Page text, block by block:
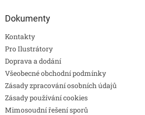
Dokumenty
Kontakty
Pro Ilustrátory
Doprava a dodání
Všeobecné obchodní podmínky
Zásady zpracování osobních údajů
Zásady používání cookies
Mimosoudní řešení sporů